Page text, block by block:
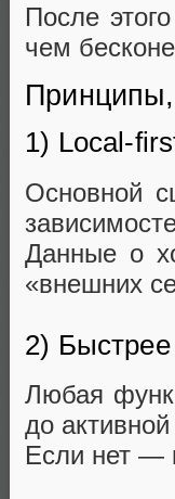
После
чем
Принципы,
1) Local-
Основной
Данные о
«внешних
2)
Любая
до
Если нет —